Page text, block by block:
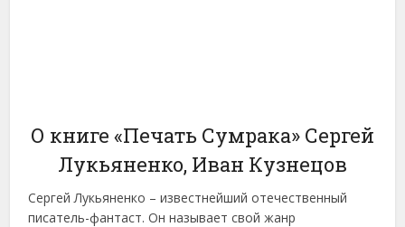
О книге «Печать Сумрака» Сергей
Лукьяненко, Иван Кузнецов
Сергей Лукьяненко – известнейший отечественный
писатель-фантаст. Он называет свой жанр